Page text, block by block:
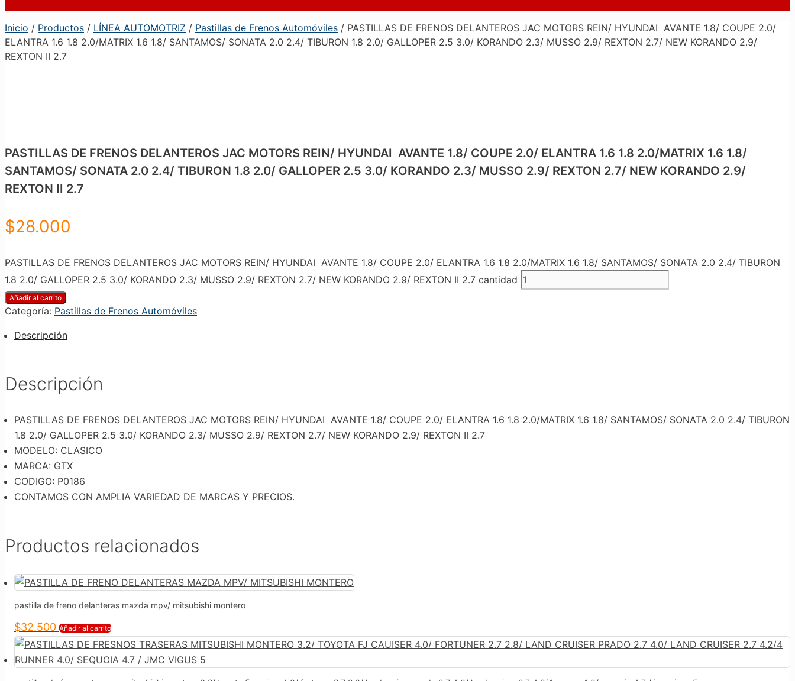
Inicio / Productos / LÍNEA AUTOMOTRIZ / Pastillas de Frenos Automóviles / PASTILLAS DE FRENOS DELANTEROS JAC MOTORS REIN/ HYUNDAI AVANTE 1.8/ COUPE 2.0/
ELANTRA 1.6 1.8 2.0/MATRIX 1.6 1.8/ SANTAMOS/ SONATA 2.0 2.4/ TIBURON 1.8 2.0/ GALLOPER 2.5 3.0/ KORANDO 2.3/ MUSSO 2.9/ REXTON 2.7/ NEW KORANDO 2.9/
REXTON II 2.7
PASTILLAS DE FRENOS DELANTEROS JAC MOTORS REIN/ HYUNDAI AVANTE 1.8/ COUPE 2.0/ ELANTRA 1.6 1.8 2.0/MATRIX 1.6 1.8/
SANTAMOS/ SONATA 2.0 2.4/ TIBURON 1.8 2.0/ GALLOPER 2.5 3.0/ KORANDO 2.3/ MUSSO 2.9/ REXTON 2.7/ NEW KORANDO 2.9/
REXTON II 2.7
$28.000
PASTILLAS DE FRENOS DELANTEROS JAC MOTORS REIN/ HYUNDAI AVANTE 1.8/ COUPE 2.0/ ELANTRA 1.6 1.8 2.0/MATRIX 1.6 1.8/ SANTAMOS/ SONATA 2.0 2.4/ TIBURON
1.8 2.0/ GALLOPER 2.5 3.0/ KORANDO 2.3/ MUSSO 2.9/ REXTON 2.7/ NEW KORANDO 2.9/ REXTON II 2.7 cantidad
Añadir al carrito
Categoría: Pastillas de Frenos Automóviles
Descripción
Descripción
PASTILLAS DE FRENOS DELANTEROS JAC MOTORS REIN/ HYUNDAI AVANTE 1.8/ COUPE 2.0/ ELANTRA 1.6 1.8 2.0/MATRIX 1.6 1.8/ SANTAMOS/ SONATA 2.0 2.4/ TIBURON
1.8 2.0/ GALLOPER 2.5 3.0/ KORANDO 2.3/ MUSSO 2.9/ REXTON 2.7/ NEW KORANDO 2.9/ REXTON II 2.7
MODELO: CLASICO
MARCA: GTX
CODIGO: P0186
CONTAMOS CON AMPLIA VARIEDAD DE MARCAS Y PRECIOS.
Productos relacionados
pastilla de freno delanteras mazda mpv/ mitsubishi montero
$32.500 Añadir al carrito